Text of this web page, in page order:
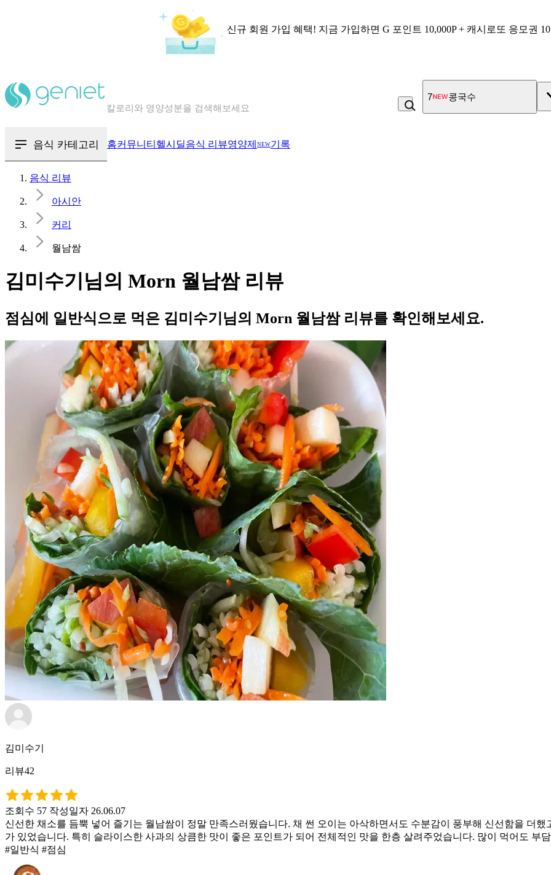
신규 회원 가입 혜택! 지금 가입하면 G 포인트 10,000P + 캐시로또 응모권
혈당 · 다이어트 음식 검색해보세요
7 콩국수
음식 카테고리 홈커뮤니티 헬시딜음식 리뷰영양제 NEW기록
음식 리뷰
아시안
커리
월남쌈
김미수기님의 Morn 월남쌈 리뷰
점심에 일반식으로 먹은 김미수기님의 Morn 월남쌈 리뷰를 확인해보세요.
김미수기
리뷰42
조회수 57 작성일자 26.06.07
신선한 채소를 듬뿍 넣어 즐기는 월남쌈이 정말 만족스러웠습니다. 채 썬 오이는 아삭하면서도 수분감이 풍부해 신선함을 더
가 있었습니다. 특히 슬라이스한 사과의 상큼한 맛이 좋은 포인트가 되어 전체적인 맛을 한층 살려주었습니다. 많이 먹어도 부
#일반식 #점심